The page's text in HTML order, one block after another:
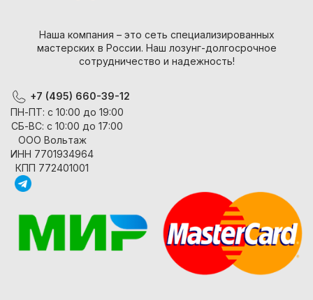
Наша компания – это сеть специализированных
мастерских в России. Наш лозунг-долгосрочное
сотрудничество и надежность!
+7 (495) 660-39-12
ПН-ПТ: с 10:00 до 19:00
СБ-ВС: с 10:00 до 17:00
ООО Вольтаж
ИНН 7701934964
КПП 772401001